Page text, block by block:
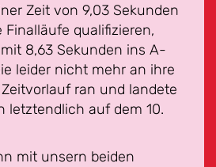
Zeit von 9,03 Sekunden
qualifizieren,
8,63 Sekunden ins A-
leider nicht mehr an ihre
ran und landete
letztendlich auf dem 10.
mit unsern beiden